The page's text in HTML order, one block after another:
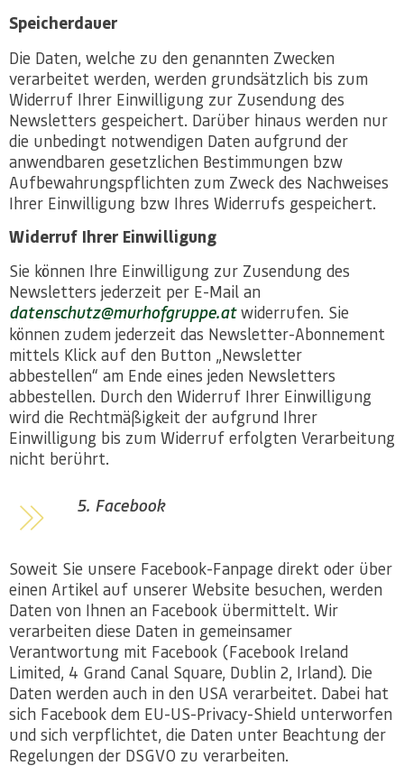
Speicherdauer
Die Daten, welche zu den genannten Zwecken
verarbeitet werden, werden grundsätzlich bis zum
Widerruf Ihrer Einwilligung zur Zusendung des
Newsletters gespeichert. Darüber hinaus werden nur
die unbedingt notwendigen Daten aufgrund der
anwendbaren gesetzlichen Bestimmungen bzw
Aufbewahrungspflichten zum Zweck des Nachweises
Ihrer Einwilligung bzw Ihres Widerrufs gespeichert.
Widerruf Ihrer Einwilligung
Sie können Ihre Einwilligung zur Zusendung des
Newsletters jederzeit per E-Mail an
datenschutz@murhofgruppe.atwiderrufen. Sie
können zudem jederzeit das Newsletter-Abonnement
mittels Klick auf den Button „Newsletter
abbestellen“ am Ende eines jeden Newsletters
abbestellen. Durch den Widerruf Ihrer Einwilligung
wird die Rechtmäßigkeit der aufgrund Ihrer
Einwilligung bis zum Widerruf erfolgten Verarbeitung
nicht berührt.
5. Facebook
Soweit Sie unsere Facebook-Fanpage direkt oder über
einen Artikel auf unserer Website besuchen, werden
Daten von Ihnen an Facebook übermittelt. Wir
verarbeiten diese Daten in gemeinsamer
Verantwortung mit Facebook (Facebook Ireland
Limited, 4 Grand Canal Square, Dublin 2, Irland). Die
Daten werden auch in den USA verarbeitet. Dabei hat
sich Facebook dem EU-US-Privacy-Shield unterworfen
und sich verpflichtet, die Daten unter Beachtung der
Regelungen der DSGVO zu verarbeiten.